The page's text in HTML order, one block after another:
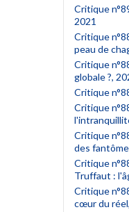
Critique
2021
Critique
peau de
Critique
globale ?,
Critique
Critique
Critique
des
Critique
Truffaut :
Critique
cœur du